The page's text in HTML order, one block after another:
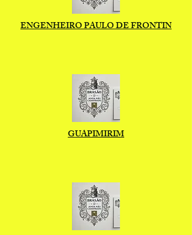
ENGENHEIRO PAULO DE FRONTIN
GUAPIMIRIM